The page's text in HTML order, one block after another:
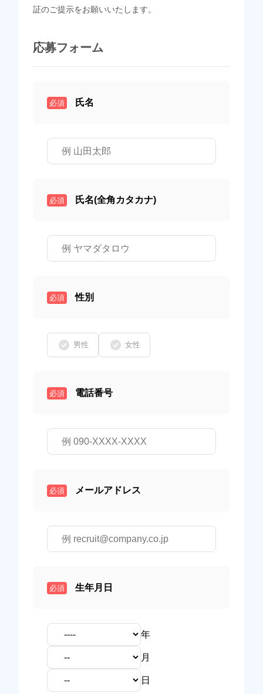
証のご提示をお願いいたします。
応募フォーム
必須 氏名
必須 氏名(全角カタカナ)
必須 性別
男性 女性
必須 電話番号
必須 メールアドレス
必須 生年月日
年
月
日